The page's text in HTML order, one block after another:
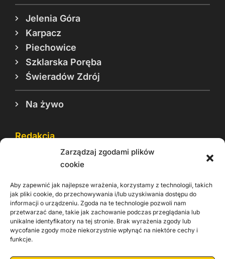
Zarządzaj zgodami plików
cookie
Aby zapewnić jak najlepsze wrażenia, korzystamy z technologii, takich
jak pliki cookie, do przechowywania i/lub uzyskiwania dostępu do
informacji o urządzeniu. Zgoda na te technologie pozwoli nam
przetwarzać dane, takie jak zachowanie podczas przeglądania lub
unikalne identyfikatory na tej stronie. Brak wyrażenia zgody lub
wycofanie zgody może niekorzystnie wpłynąć na niektóre cechy i
funkcje.
Jelenia Góra
Karpacz
Piechowice
Szklarska Poręba
Świeradów Zdrój
Na żywo
Redakcja
Reklama
Rodo
Kontakt
Informacje dla